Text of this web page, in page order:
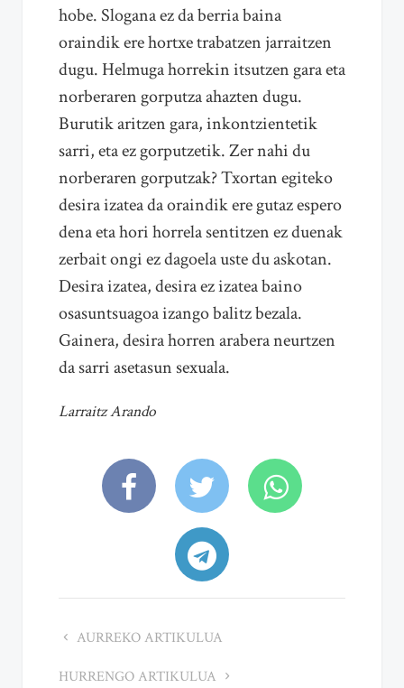
hobe. Slogana ez da berria baina
oraindik ere hortxe trabatzen jarraitzen
dugu. Helmuga horrekin itsutzen gara eta
norberaren gorputza ahazten dugu.
Burutik aritzen gara, inkontzientetik
sarri, eta ez gorputzetik. Zer nahi du
norberaren gorputzak? Txortan egiteko
desira izatea da oraindik ere gutaz espero
dena eta hori horrela sentitzen ez duenak
zerbait ongi ez dagoela uste du askotan.
Desira izatea, desira ez izatea baino
osasuntsuagoa izango balitz bezala.
Gainera, desira horren arabera neurtzen
da sarri asetasun sexuala.
Larraitz Arando
AURREKO ARTIKULUA
HURRENGO ARTIKULUA